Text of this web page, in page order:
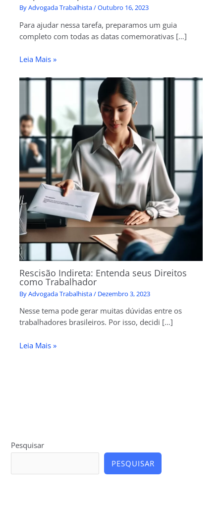
ByAdvogada Trabalhista/Outubro 16, 2023
Para ajudar nessa tarefa, preparamos um guia
completo com todas as datas comemorativas […]
Leia Mais »
Rescisão Indireta: Entenda seus Direitos
como Trabalhador
ByAdvogada Trabalhista/ Dezembro 3, 2023
Nesse tema pode gerar muitas dúvidas entre os
trabalhadores brasileiros. Por isso, decidi […]
Leia Mais »
Pesquisar
PESQUISAR